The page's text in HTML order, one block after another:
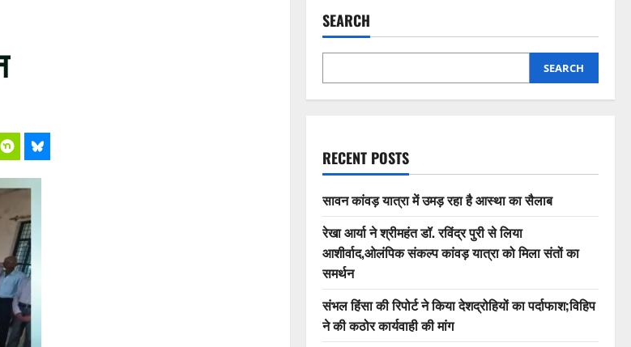
SEARCH
SEARCH
RECENT POSTS
सावन कांवड़ यात्रा में उमड़ रहा है आस्था का सैलाब
रेखा आर्या ने श्रीमहंत डॉ. रविंद्र पुरी से लिया
आशीर्वाद,ओलंपिक संकल्प कांवड़ यात्रा को मिला संतों का
समर्थन
संभल हिंसा की रिपोर्ट ने किया देशद्रोहियों का पर्दाफाश;विहिप
ने की कठोर कार्यवाही की मांग